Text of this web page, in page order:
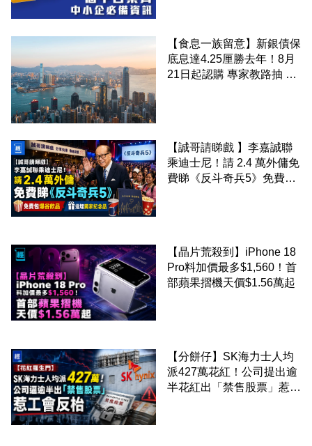
【食息一族留意】新銀債保
底息達4.25厘勝去年！8月
21日起認購 專家教路抽 20
【誠哥請睇戲 】李嘉誠聯
乘迪士尼！請 2.4 萬外傭免
費睇《反斗奇兵5》免費包
【晶片荒殺到】iPhone 18
Pro料加價最多$1,560！首
部蘋果摺機天價$1.56萬起
【分餅仔】SK海力士人均
派427萬花紅！公司提出逾
半花紅出「禁售股票」惹工